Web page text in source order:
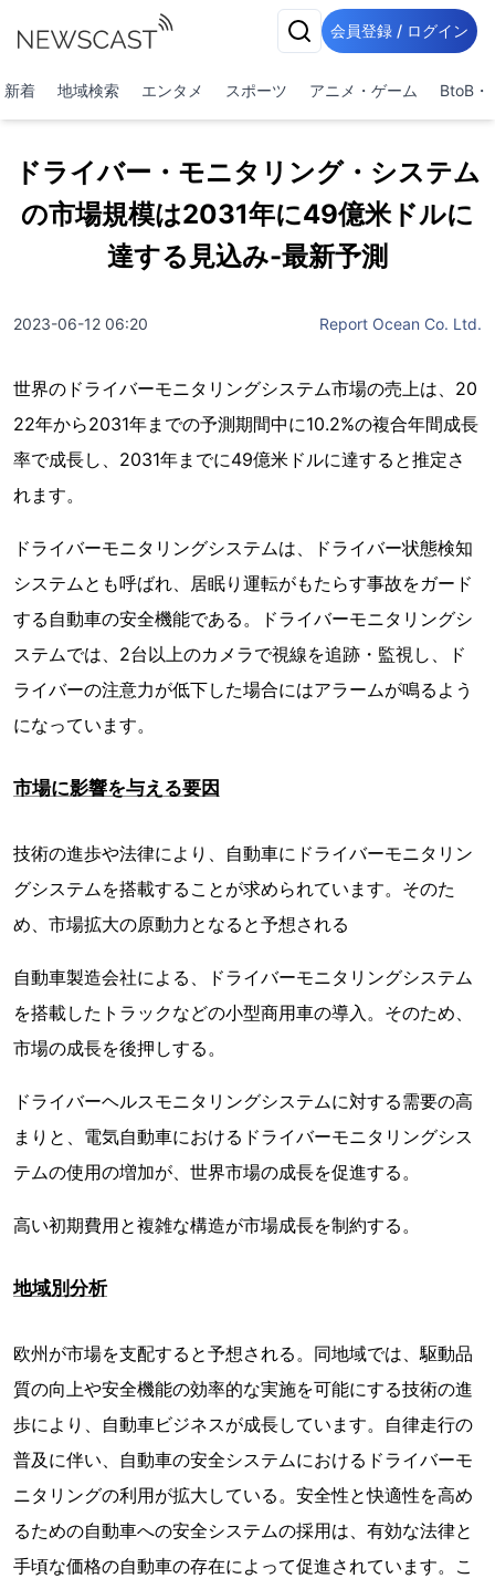
会員登録 / ログイン
新着 地域検索 エンタメ スポーツ アニメ・ゲーム BtoB・
ドライバー・モニタリング・システム
の市場規模は2031年に49億米ドルに
達する見込み-最新予測
2023-06-12 06:20 Report Ocean Co. Ltd.
世界のドライバーモニタリングシステム市場の売上は、20
22年から2031年までの予測期間中に10.2%の複合年間成長
率で成長し、2031年までに49億米ドルに達すると推定さ
れます。
ドライバーモニタリングシステムは、ドライバー状態検知
システムとも呼ばれ、居眠り運転がもたらす事故をガード
する自動車の安全機能である。ドライバーモニタリングシ
ステムでは、2台以上のカメラで視線を追跡・監視し、ド
ライバーの注意力が低下した場合にはアラームが鳴るよう
になっています。
市場に影響を与える要因
技術の進歩や法律により、自動車にドライバーモニタリン
グシステムを搭載することが求められています。そのた
め、市場拡大の原動力となると予想される
自動車製造会社による、ドライバーモニタリングシステム
を搭載したトラックなどの小型商用車の導入。そのため、
市場の成長を後押しする。
ドライバーヘルスモニタリングシステムに対する需要の高
まりと、電気自動車におけるドライバーモニタリングシス
テムの使用の増加が、世界市場の成長を促進する。
高い初期費用と複雑な構造が市場成長を制約する。
地域別分析
欧州が市場を支配すると予想される。同地域では、駆動品
質の向上や安全機能の効率的な実施を可能にする技術の進
歩により、自動車ビジネスが成長しています。自律走行の
普及に伴い、自動車の安全システムにおけるドライバーモ
ニタリングの利用が拡大している。安全性と快適性を高め
るための自動車への安全システムの採用は、有効な法律と
手頃な価格の自動車の存在によって促進されています。こ